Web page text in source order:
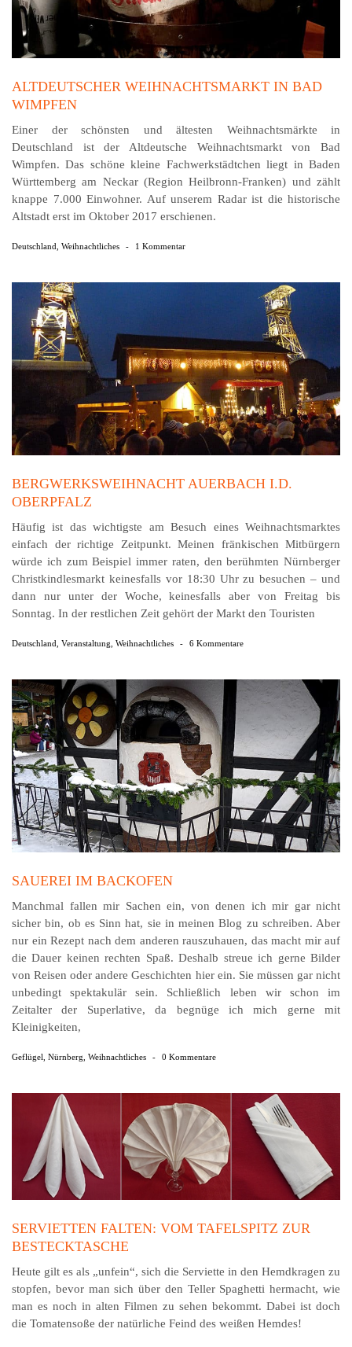
ALTDEUTSCHER WEIHNACHTSMARKT IN BAD
WIMPFEN
Einer der schönsten und ältesten Weihnachtsmärkte in
Deutschland ist der Altdeutsche Weih­nachts­markt von Bad
Wimpfen. Das schöne kleine Fachwerkstädtchen liegt in Baden
Württem­berg am Neckar (Region Heilbronn-Franken) und zählt
knappe 7.000 Einwohner. Auf unserem Radar ist die historische
Altstadt erst im Oktober 2017 erschienen.
Deutschland Weihnachtliches - 1 Kommentar
BERGWERKSWEIHNACHT AUERBACH I.D.
OBERPFALZ
Häufig ist das wichtigste am Besuch eines Weih­nachts­marktes
einfach der richtige Zeitpunkt. Meinen fränkischen Mitbürgern
würde ich zum Beispiel immer raten, den berühmten Nürnberger
Christ­kindles­markt keinesfalls vor 18:30 Uhr zu besuchen – und
dann nur unter der Woche, keinesfalls aber von Freitag bis
Sonntag. In der restlichen Zeit gehört der Markt den Touristen
Deutschland Veranstaltung Weihnachtliches - 6 Kommentare
SAUEREI IM BACKOFEN
Manchmal fallen mir Sachen ein, von denen ich mir gar nicht
sicher bin, ob es Sinn hat, sie in meinen Blog zu schreiben. Aber
nur ein Rezept nach dem anderen rauszuhauen, das macht mir auf
die Dauer keinen rechten Spaß. Deshalb streue ich gerne Bilder
von Reisen oder andere Geschichten hier ein. Sie müssen gar nicht
unbedingt spektakulär sein. Schließlich leben wir schon im
Zeitalter der Superlative, da begnüge ich mich gerne mit
Kleinigkeiten,
Geflügel Nürnberg Weihnachtliches - 0 Kommentare
SERVIETTEN FALTEN: VOM TAFELSPITZ ZUR
BESTECKTASCHE
Heute gilt es als „unfein“, sich die Serviette in den Hemdkragen zu
stopfen, bevor man sich über den Teller Spaghetti hermacht, wie
man es noch in alten Filmen zu sehen bekommt. Dabei ist doch
die Tomatensoße der natürliche Feind des weißen Hemdes!